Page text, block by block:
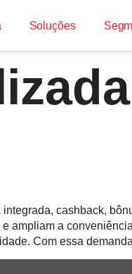
Soluções
cashback,
ampliam a
Com essa